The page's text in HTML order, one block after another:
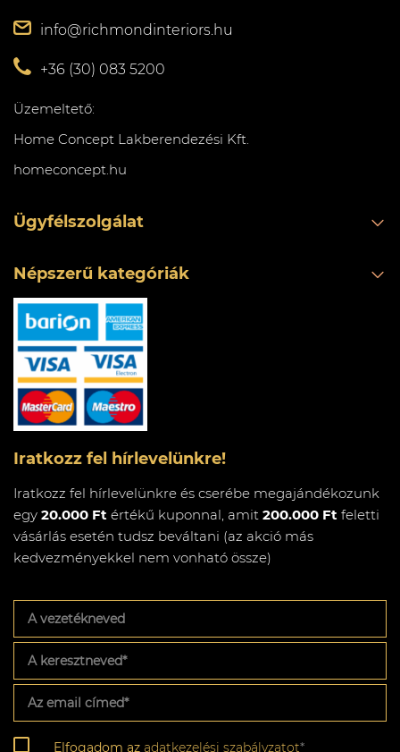
info@richmondinteriors.hu
+36 (30) 083 5200
Üzemeltető:
Home Concept Lakberendezési Kft.
homeconcept.hu
Ügyfélszolgálat
Népszerű kategóriák
Iratkozz fel hírlevelünkre!
Iratkozz fel hírlevelünkre és cserébe megajándékozunk
egy 20.000 Ft értékű kuponnal, amit 200.000 Ft feletti
vásárlás esetén tudsz beváltani (az akció más
kedvezményekkel nem vonható össze)
vezetékneved
keresztneved*
email
címed*
Adatkezelési
Elfogadom az adatkezelési szabályzatot*